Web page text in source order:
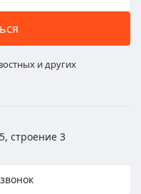
и других
строение 3